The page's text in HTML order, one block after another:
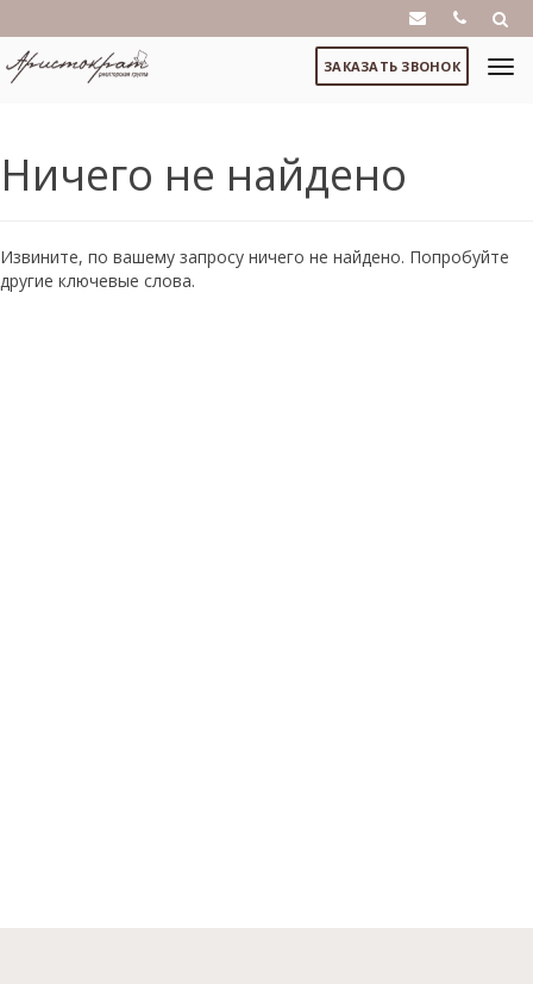
ЗАКАЗАТЬ ЗВОНОК
Ничего не найдено
Извините, по вашему запросу ничего не найдено. Попробуйте
другие ключевые слова.